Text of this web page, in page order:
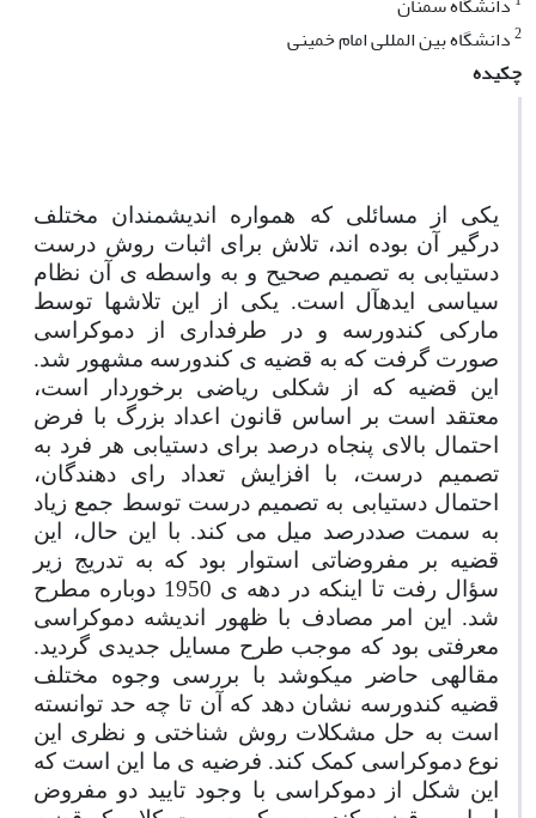
2دانشگاه بین المللی امام خمینی
چکیده
یکی از مسائلی که همواره اندیشمندان مختلف
درگیر آن بوده ­اند، تلاش برای اثبات روش درست
دستیابی به تصمیم صحیح و به واسطه ­ی آن نظام
سیاسی ایدهآل است. یکی از این تلاشها توسط
مارکی کندورسه و در طرفداری از دموکراسی
صورت گرفت که به قضیه­ ی کندورسه مشهور شد.
این قضیه که از شکلی ریاضی برخوردار است،
معتقد است بر اساس قانون اعداد بزرگ با فرض
احتمال بالای پنجاه درصد برای دستیابی هر فرد به
تصمیم درست، با افزایش تعداد رای
دهندگان،
احتمال دستیابی به تصمیم درست توسط جمع زیاد
به سمت صددرصد میل می کند. با این حال، این
قضیه بر مفروضاتی استوار بود که به تدریج زیر
سؤال رفت تا اینکه در دهه­ ی 1950 دوباره مطرح
شد. این امر مصادف با ظهور اندیشه دموکراسی
معرفتی بود که موجب طرح مسایل جدیدی گردید.
مقاله­ی حاضر می­کوشد با بررسی وجوه مختلف
قضیه کندورسه نشان دهد که آن تا چه حد توانسته
است به حل مشکلات روش شناختی و نظری این
نوع دموکراسی کمک کند. فرضیه­ ی ما این است که
این شکل از دموکراسی با وجود تایید دو مفروض